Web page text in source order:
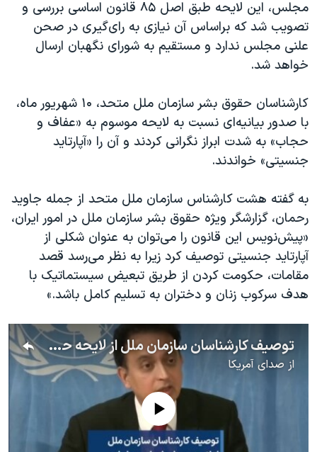
مجلس، این لایحه طبق اصل ۸۵ قانون اساسی بررسی و
تصویب شد که براساس آن نیازی به رای‌گیری در صحن
علنی مجلس ندارد و مستقیم به شورای نگهبان ارسال
خواهد شد.
کارشناسان حقوق بشر سازمان ملل متحد، ۱۰ شهریور ماه،
با صدور بیانیه‌ای نسبت به لایحه موسوم به «عفاف و
حجاب» به شدت ابراز نگرانی کردند و آن را «آپارتاید
جنسیتی» خواندند.
به گفته هشت کارشناس سازمان ملل متحد از جمله جاوید
رحمان، گزارشگر ویژه حقوق بشر سازمان ملل در امور ایران،
«پیش‌نویس این قانون را می‌توان به عنوان شکلی از
آپارتاید جنسیتی توصیف کرد زیرا به نظر می‌رسد قصد
مقامات، حکومت کردن از طریق تبعیض سیستماتیک با
هدف سرکوب زنان و دختران به تسلیم کامل باشد.»
توصیف کارشناسان سازمان ملل از لایحه حجاب اجباری در ایران: آپارتاید جنسیتی است
از صدای آمریکا
No media source currently available